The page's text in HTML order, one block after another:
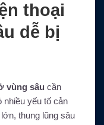
thoại
dễ bị
vùng sâu cần
yếu tố cản
thung lũng sâu